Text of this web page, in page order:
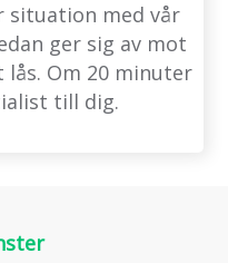
situation med vår
ger sig av mot
Om 20 minuter
till dig.